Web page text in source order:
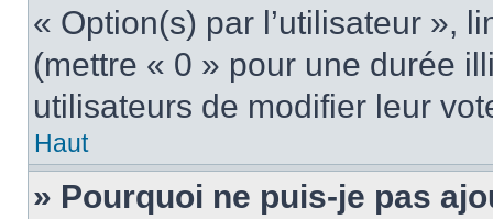
« Option(s) par l’utilisateur »,
(mettre « 0 » pour une durée
utilisateurs de modifier leur
Haut
» Pourquoi ne puis-je pas